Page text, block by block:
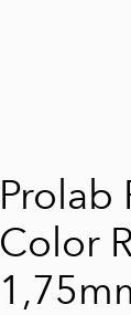
Prolab
Color